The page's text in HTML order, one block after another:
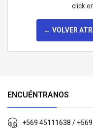
click
← VOLVER
ENCUÉNTRANOS
+569 45111638 /